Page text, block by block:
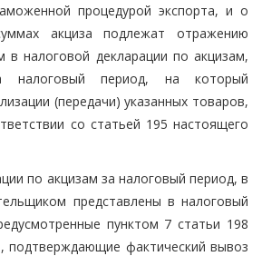
процедурой экспорта, и о
акциза подлежат отражению
в налоговой декларации по акцизам,
налоговый период, на который
(передачи) указанных товаров,
со статьей 195 настоящего
по акцизам за налоговый период, в
представлены в налоговый
пунктом 7 статьи 198
подтверждающие фактический вывоз